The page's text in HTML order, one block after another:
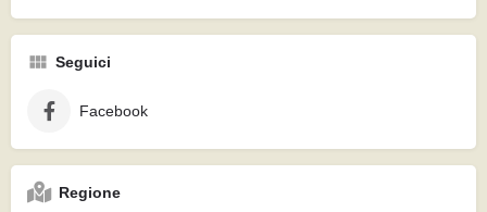
Seguici
Facebook
Regione